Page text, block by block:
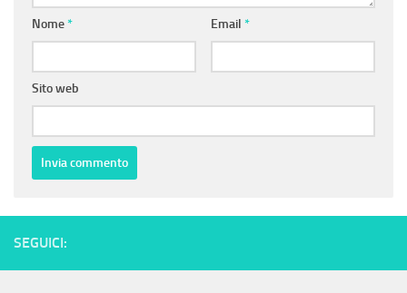
Nome* Email *
Sito web
SEGUICI: